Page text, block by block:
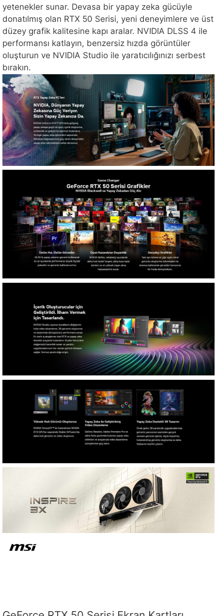
yetenekler sunar. Devasa bir yapay zeka gücüyle
donatılmış olan RTX 50 Serisi, yeni deneyimlere ve üst
düzey grafik kalitesine kapı aralar. NVIDIA DLSS 4 ile
performansı katlayın, benzersiz hızda görüntüler
oluşturun ve NVIDIA Studio ile yaratıcılığınızı serbest
bırakın.